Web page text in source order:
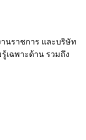
นราชการ และบริษัท
เฉพาะด้าน รวมถึง